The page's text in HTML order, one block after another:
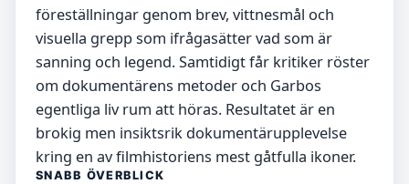
föreställningar genom brev, vittnesmål och
visuella grepp som ifrågasätter vad som är
sanning och legend. Samtidigt får kritiker röster
om dokumentärens metoder och Garbos
egentliga liv rum att höras. Resultatet är en
brokig men insiktsrik dokumentärupplevelse
kring en av filmhistoriens mest gåtfulla ikoner.
SNABB ÖVERBLICK